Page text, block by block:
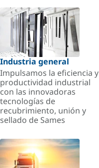
Industria general
Impulsamos la eficiencia y
productividad industrial
con las innovadoras
tecnologías de
recubrimiento, unión y
sellado de Sames